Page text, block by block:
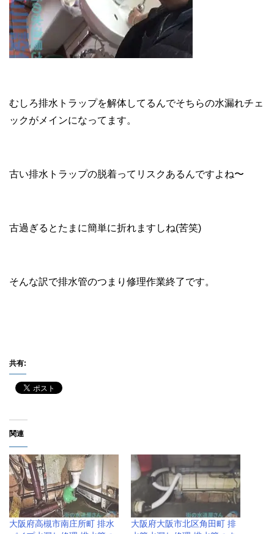
むしろ排水トラップを解体してるんでそちらの水漏れチェ
ックがメインになってます。
古い排水トラップの脱着ってリスクあるんですよね〜
古過ぎるとたまに簡単に折れますしね(苦笑)
そんな訳で排水管のつまり修理作業終了です。
共有:
関連
大阪府高槻市南庄所町 排水
大阪府大阪市北区角田町 排